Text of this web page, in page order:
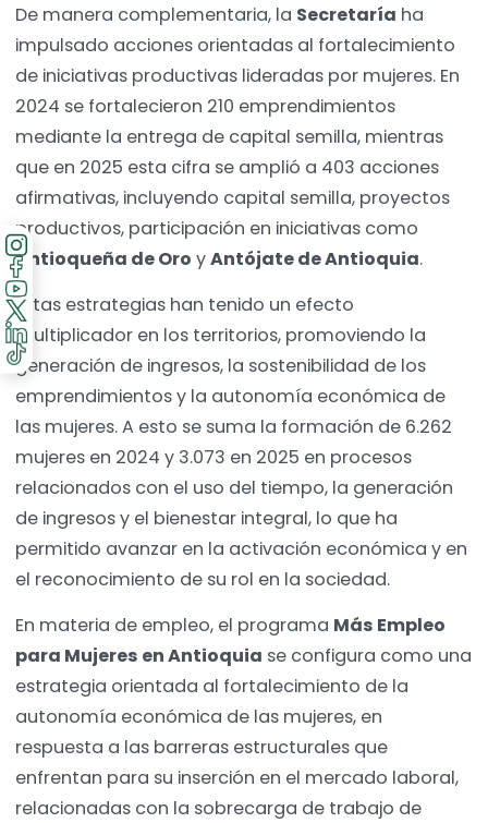
De manera complementaria, la Secretaría ha
impulsado acciones orientadas al fortalecimiento
de iniciativas productivas lideradas por mujeres. En
2024 se fortalecieron 210 emprendimientos
mediante la entrega de capital semilla, mientras
que en 2025 esta cifra se amplió a 403 acciones
afirmativas, incluyendo capital semilla, proyectos
productivos, participación en iniciativas como
Antioqueña de Oro yAntójate de Antioquia.
Estas estrategias han tenido un efecto
multiplicador en los territorios, promoviendo la
generación de ingresos, la sostenibilidad de los
emprendimientos y la autonomía económica de
las mujeres. A esto se suma la formación de 6.262
mujeres en 2024 y 3.073 en 2025 en procesos
relacionados con el uso del tiempo, la generación
de ingresos y el bienestar integral, lo que ha
permitido avanzar en la activación económica y en
el reconocimiento de su rol en la sociedad.
En materia de empleo, el programa Más Empleo
para Mujeres en Antioquia se configura como una
estrategia orientada al fortalecimiento de la
autonomía económica de las mujeres, en
respuesta a las barreras estructurales que
enfrentan para su inserción en el mercado laboral,
relacionadas con la sobrecarga de trabajo de